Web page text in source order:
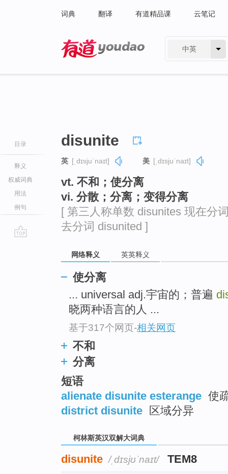
词典 翻译 有道精品课 云笔记
中英
目录
释义
权威词典
用法
例句
disunite
英 [ˌdɪsjuˈnaɪt] 美 [ˌdɪsjuˈnaɪt]
vt. 不和；使分离
vi. 分散；分离；变得分离
[ 第三人称单数 disunites 现在分
去分词 disunited ]
网络释义 英英释义
使分离
... universal adj.宇宙的；普遍
晓两种语言的人 ...
基于317个网页-相关网页
不和
分离
短语
alienate disunite esterange 使
district disunite
区域分异
柯林斯英汉双解大词典
disunite /ˌdɪsjʊˈnaɪt/ TEM8